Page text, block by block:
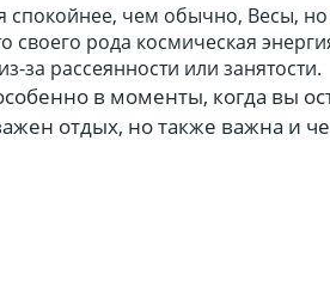
спокойнее, чем обычно, Весы,
своего рода космическая
за рассеянности или занятости.
в моменты, когда вы
отдых, но также важна и